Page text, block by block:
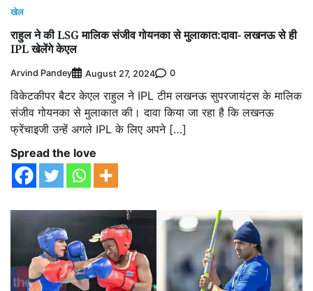
खेल
राहुल ने की LSG मालिक संजीव गोयनका से मुलाकात:दावा- लखनऊ से ही
IPL खेलेंगे केएल
Arvind Pandey August 27, 2024 0
विकेटकीपर बैटर केएल राहुल ने IPL टीम लखनऊ सुपरजायंट्स के मालिक
संजीव गोयनका से मुलाकात की। दावा किया जा रहा है कि लखनऊ
फ्रेंचाइजी उन्हें अगले IPL के लिए अपने […]
Spread the love